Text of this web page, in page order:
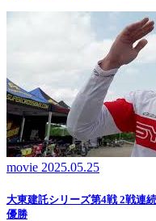
movie 2025.05.25
大東建託シリーズ第4戦 2戦連
優勝